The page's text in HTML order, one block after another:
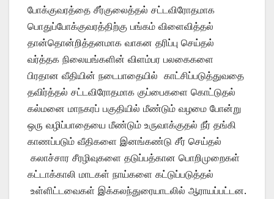
போக்குவரத்தை சீர்குலைத்தல் சட்டவிரோதமாக
பொதுப்போக்குவரத்திற்கு பங்கம் விளைவித்தல்
தான்தொன்றித்தனமாக வாகன தரிப்பு செய்தல்
வர்த்தக நிலையங்களின் விளம்பர பலகைகளை
பிரதான வீதியின் நடைபாதையில் காட்சிப்படுத்துவதை
தவிர்த்தல் சட்டவிரோதமாக குப்பைகளை கொட்டுதல்
கல்மனை மாநகரப் பகுதியில் மீண்டும் வழமை போன்று
ஒரு வழிப்பாதையை மீண்டும் உருவாக்குதல் நீர் தங்கி
காணப்படும் வீதிகளை இனங்கண்டு சீர் செய்தல்
கலாச்சார சீரழிவுகளை தடுப்பத்கான பொறிமுறைகள்
கட்டாக்காலி மாடகள் நாய்களை கட்டுப்படுத்தல்
உள்ளிட்டவைகள் இக்கலந்துரையாடலில் ஆராயப்பட்டன.